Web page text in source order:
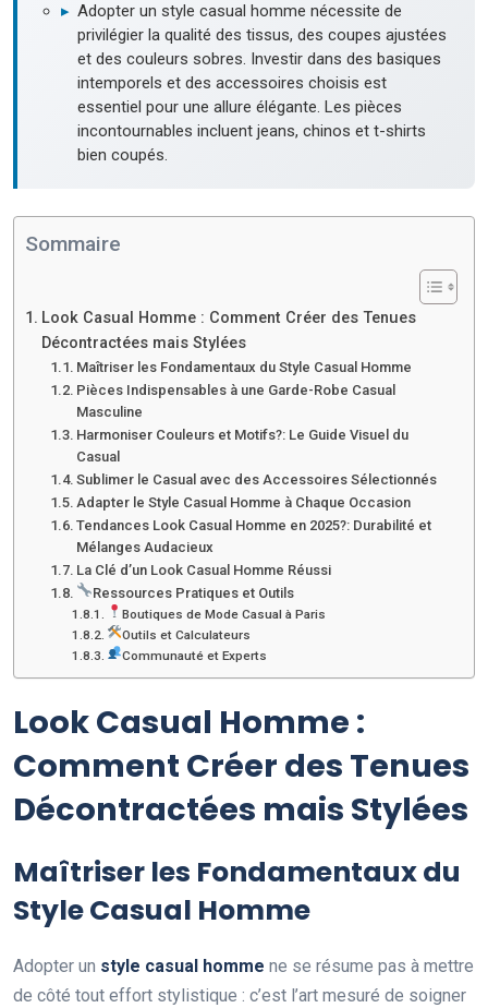
▸ Adopter un style casual homme nécessite de
privilégier la qualité des tissus, des coupes ajustées
et des couleurs sobres. Investir dans des basiques
intemporels et des accessoires choisis est
essentiel pour une allure élégante. Les pièces
incontournables incluent jeans, chinos et t-shirts
bien coupés.
Sommaire
Look Casual Homme : Comment Créer des Tenues
Décontractées mais Stylées
Maîtriser les Fondamentaux du Style Casual Homme
Pièces Indispensables à une Garde-Robe Casual
Masculine
Harmoniser Couleurs et Motifs?: Le Guide Visuel du
Casual
Sublimer le Casual avec des Accessoires Sélectionnés
Adapter le Style Casual Homme à Chaque Occasion
Tendances Look Casual Homme en 2025?: Durabilité et
Mélanges Audacieux
La Clé d’un Look Casual Homme Réussi
Ressources Pratiques et Outils
Boutiques de Mode Casual à Paris
Outils et Calculateurs
Communauté et Experts
Look Casual Homme :
Comment Créer des Tenues
Décontractées mais Stylées
Maîtriser les Fondamentaux du
Style Casual Homme
Adopter un style casual homme ne se résume pas à mettre
de côté tout effort stylistique : c’est l’art mesuré de soigner